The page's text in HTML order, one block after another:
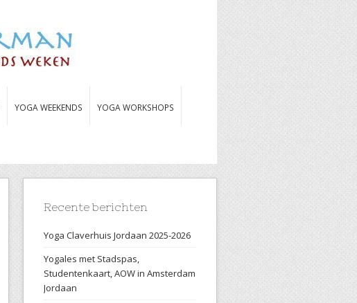
YOGA WEEKENDS YOGA WORKSHOPS
Recente berichten
Yoga Claverhuis Jordaan 2025-2026
Yogales met Stadspas,
Studentenkaart, AOW in Amsterdam
Jordaan